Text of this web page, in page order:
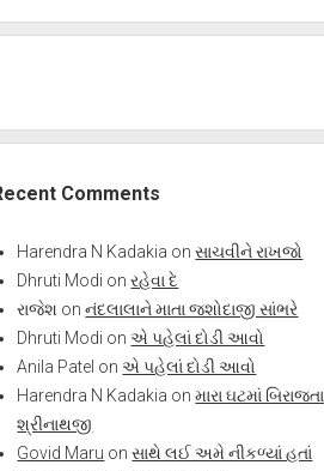
Comments
Harendra N Kadakia onસાચવીને રાખજો
Dhruti Modi onરહેવા દે
રાજેશ onનંદલાલાને માતા જશોદાજી સાંભરે
Dhruti Modi onએ પહેલાં દોડી આવો
Anila Patel onએ પહેલાં દોડી આવો
Harendra N Kadakia onમારા ઘટમાં બિરાજતા
શ્રીનાથજી
Govid Maru onસાથે લઈ અમે નીકળ્યાં હતાં